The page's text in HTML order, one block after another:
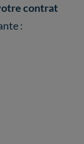
contrat
: